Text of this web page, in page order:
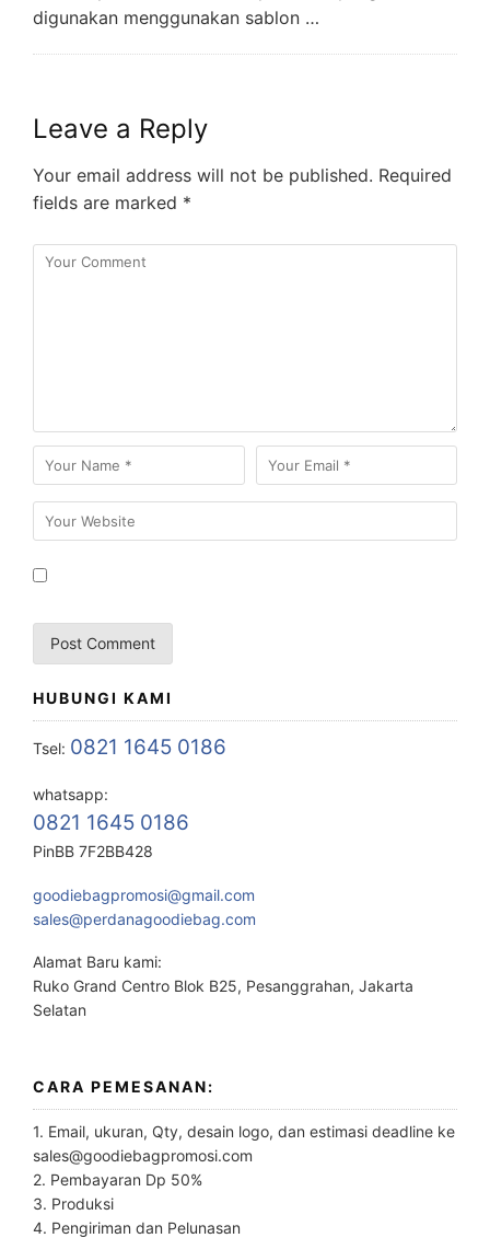
digunakan menggunakan sablon …
Leave a Reply
Your email address will not be published. Required
fields are marked *
HUBUNGI KAMI
Tsel: 0821 1645 0186
whatsapp:
0821 1645 0186
PinBB 7F2BB428
goodiebagpromosi@gmail.com
sales@perdanagoodiebag.com
Alamat Baru kami:
Ruko Grand Centro Blok B25, Pesanggrahan, Jakarta
Selatan
CARA PEMESANAN:
1. Email, ukuran, Qty, desain logo, dan estimasi deadline ke
sales@goodiebagpromosi.com
2. Pembayaran Dp 50%
3. Produksi
4. Pengiriman dan Pelunasan